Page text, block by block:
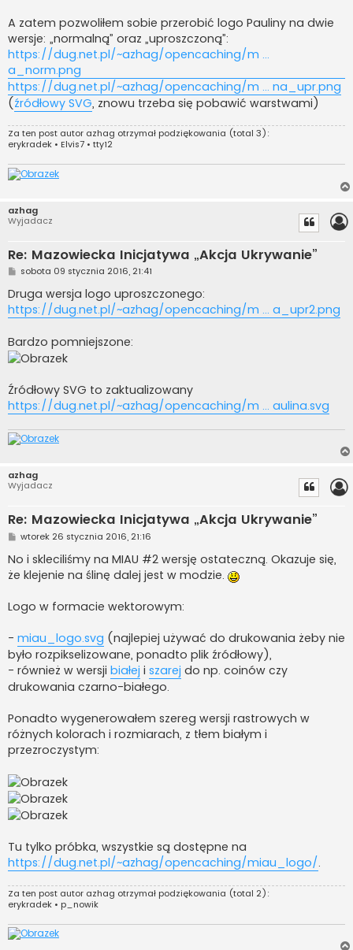
A zatem pozwoliłem sobie przerobić logo Pauliny na dwie
wersje: „normalną” oraz „uproszczoną”:
https://dug.net.pl/~azhag/opencaching/m ...
a_norm.png
https://dug.net.pl/~azhag/opencaching/m ... na_upr.png
(źródłowy SVG, znowu trzeba się pobawić warstwami)
Za ten post autor azhag otrzymał podziękowania (total 3):
erykradek • Elvis7 • tty12
azhag
Wyjadacz
Re: Mazowiecka Inicjatywa „Akcja Ukrywanie”
P
s
t
sobota 09 stycznia 2016, 21:41
Druga wersja logo uproszczonego:
https://dug.net.pl/~azhag/opencaching/m ... a_upr2.png
Bardzo pomniejszone:
Źródłowy SVG to zaktualizowany
https://dug.net.pl/~azhag/opencaching/m ... aulina.svg
azhag
Wyjadacz
Re: Mazowiecka Inicjatywa „Akcja Ukrywanie”
P
s
t
wtorek 26 stycznia 2016, 21:16
No i skleciliśmy na MIAU #2 wersję ostateczną. Okazuje się,
że klejenie na ślinę dalej jest w modzie.
Logo w formacie wektorowym:
- miau_logo.svg (najlepiej używać do drukowania żeby nie
było rozpikselizowane, ponadto plik źródłowy),
- również w wersji białej i szarej do np. coinów czy
drukowania czarno-białego.
Ponadto wygenerowałem szereg wersji rastrowych w
różnych kolorach i rozmiarach, z tłem białym i
przezroczystym:
Tu tylko próbka, wszystkie są dostępne na
https://dug.net.pl/~azhag/opencaching/miau_logo/.
Za ten post autor azhag otrzymał podziękowania (total 2):
erykradek • p_nowik